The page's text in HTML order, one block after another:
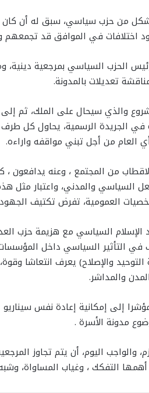
من حزب سياسي، سبق له أن كان
اختلافات في الموافق قد
الحزب السياسي بمرجعية دينية،
تعديلات بالمدونة.
والذي سيحال على الملك، ثم
في الجريدة الرسمية، يحاول كل
العام من أجل تبني مواقفه واراءه.
من المجتمع ، وعنه يدافعون
السياسي والمدني، واعتبار مثل
العمومية، تفرض تكتيف
الإسلام السياسي مع هزيمة حزب
التأثير السياسي داخل المؤسسات
التوحيد والإصلاح) يعرف انتعاشا
والمداشر.
مدونة الأسرة .
والواجب اليوم، أن يتم تجاوز
التفكك ، وغياب المساواة،